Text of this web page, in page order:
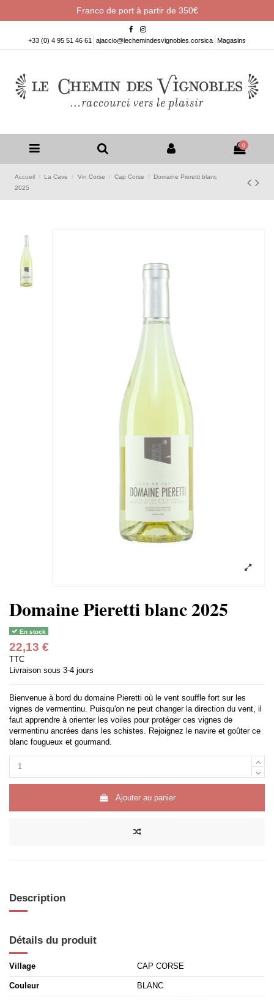
Franco de port à partir de 350€
+33 (0) 4 95 51 46 61 ajaccio@lechemindesvignobles.corsica Magasins
0
Accueil La Cave Vin Corse Cap Corse
Domaine Pieretti blanc
2025
Domaine Pieretti blanc 2025
En stock
22,13 €
TTC
Livraison sous 3-4 jours
Bienvenue à bord du domaine Pieretti où le vent souffle fort sur les
vignes de vermentinu. Puisqu'on ne peut changer la direction du vent, il
faut apprendre à orienter les voiles pour protéger ces vignes de
vermentinu ancrées dans les schistes. Rejoignez le navire et goûter ce
blanc fougueux et gourmand.
Ajouter au panier
Description
Détails du produit
Village CAP CORSE
Couleur BLANC